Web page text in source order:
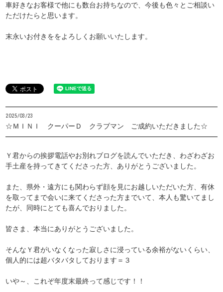
車好きなお客様で他にも数台お持ちなので、今後も色々とご相談い
ただけたらと思います。
末永いお付きををよろしくお願いいたします。
2025/03/23
☆ＭＩＮＩ クーパーＤ クラブマン ご成約いただきました☆
Ｙ君からの挨拶電話やお別れブログを読んでいただき、わざわざお
手土産を持ってきてくださった方、ありがとうございました。
また、県外・遠方にも関わらず顔を見にお越しいただいた方、有休
を取ってまで会いに来てくださった方までいて、本人も驚いてまし
たが、同時にとても喜んでおりました。
皆さま、本当にありがとうございました。
そんなＹ君がいなくなった寂しさに浸っている余裕がないくらい、
個人的には超バタバタしております＝３
いや～、これぞ年度末最終って感じです！！